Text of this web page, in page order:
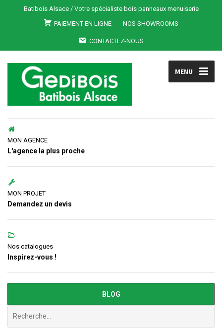
Batibois Alsace / Votre spécialiste bois panneaux menuiserie
PAIEMENT EN LIGNE
NOS SHOWROOMS
CONTACTEZ-NOUS
MENU
MON AGENCE
L'agence la plus proche
MON PROJET
Demandez un devis
Nos catalogues
Inspirez-vous !
BLOG